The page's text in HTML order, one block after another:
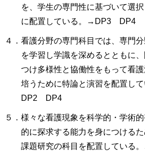
を、学生の専門性に基づいて選
に配置している。→DP3 DP4
４．看護分野の専門科目では、専門
を学習し学識を深めるとともに
つけ多様性と協働性をもって看
培うために特論と演習を配置し
DP2 DP4
５．様々な看護現象を科学的・学術
的に探求する能力を身につける
課題研究の科目を配置している